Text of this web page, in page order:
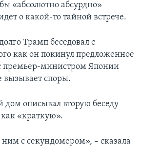
«абсолютно абсурдно»
о какой-то тайной встрече.
Трамп беседовал с
как он покинул предложенное
премьер-министром Японии
вызывает споры.
дом описывал вторую беседу
«краткую».
с секундомером», – сказала